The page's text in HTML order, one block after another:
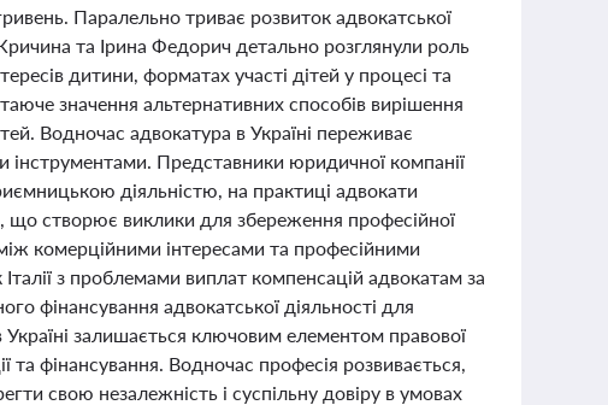
Паралельно триває розвиток адвокатської
та Ірина Федорич детально розглянули роль
дитини, форматах участі дітей у процесі та
значення альтернативних способів вирішення
Водночас адвокатура в Україні переживає
інструментами. Представники юридичної компанії
діяльністю, на практиці адвокати
що створює виклики для збереження професійної
комерційними інтересами та професійними
з проблемами виплат компенсацій адвокатам за
фінансування адвокатської діяльності для
залишається ключовим елементом правової
та фінансування. Водночас професія розвивається,
свою незалежність і суспільну довіру в умовах